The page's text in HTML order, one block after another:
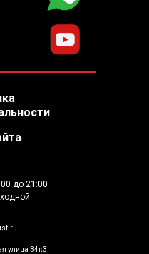
улица 34к3
до 21:00